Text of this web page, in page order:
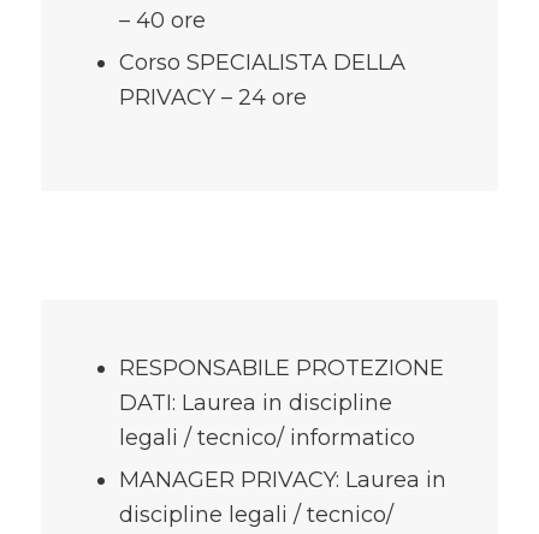
– 40 ore
Corso SPECIALISTA DELLA
PRIVACY – 24 ore
RESPONSABILE PROTEZIONE
DATI: Laurea in discipline
legali / tecnico/ informatico
MANAGER PRIVACY: Laurea in
discipline legali / tecnico/